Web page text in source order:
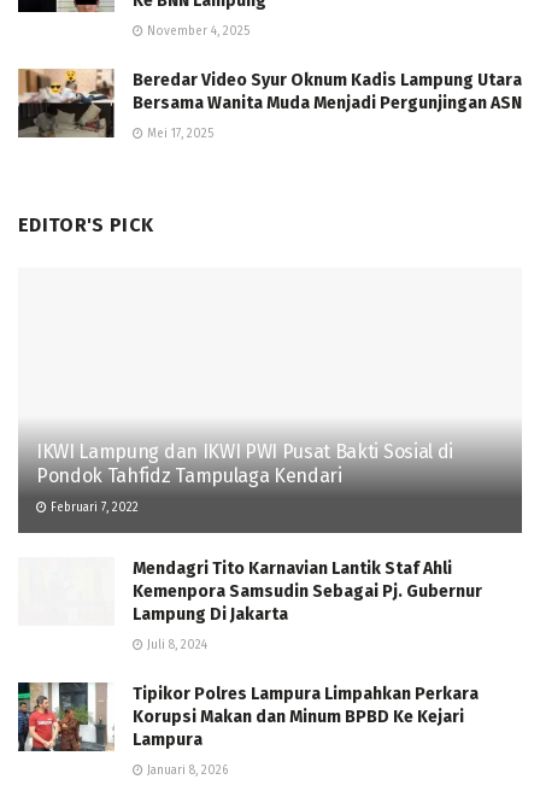
November 4, 2025
Beredar Video Syur Oknum Kadis Lampung Utara
Bersama Wanita Muda Menjadi Pergunjingan ASN
Mei 17, 2025
EDITOR'S PICK
IKWI Lampung dan IKWI PWI Pusat Bakti Sosial di
Pondok Tahfidz Tampulaga Kendari
Februari 7, 2022
Mendagri Tito Karnavian Lantik Staf Ahli
Kemenpora Samsudin Sebagai Pj. Gubernur
Lampung Di Jakarta
Juli 8, 2024
Tipikor Polres Lampura Limpahkan Perkara
Korupsi Makan dan Minum BPBD Ke Kejari
Lampura
Januari 8, 2026